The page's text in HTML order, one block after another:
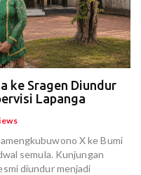
ke Sragen Diundur
Lapanga
X ke Bumi
semula. Kunjungan
diundur menjadi